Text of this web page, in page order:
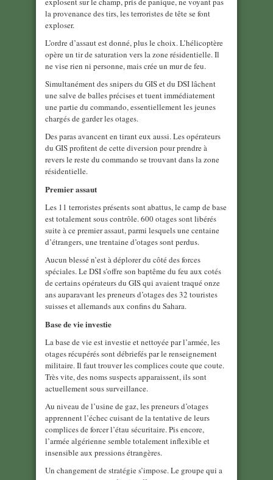
la provenance des tirs, les terroristes de tête se font
exploser.
L’ordre d’assaut est donné, plus le choix. L’hélicoptère
opère un tir de saturation vers la zone résidentielle. Il
ne vise rien ni personne, mais crée un mur de feu.
Simultanément des snipers du GIS et du DSI lâchent
une salve de balles précises et tuent immédiatement
une partie du commando, essentiellement les jeunes
chargés de garder les otages.
Des paras avancent en tirant eux aussi. Les opérateurs
du GIS profitent de cette diversion pour prendre à
revers le reste du commando se trouvant dans la zone
résidentielle.
Premier assaut
Les 11 terroristes présents sont abattus, le camp de base
est totalement sous contrôle. 600 otages sont libérés
suite à ce premier assaut, parmi lesquels une centaine
d’étrangers, une trentaine d’otages sont perdus.
Aucun blessé n’est à déplorer du côté des forces
spéciales. Le DSI s’offre son baptême du feu aux cotés
de certains opérateurs du GIS qui avaient traqué onze
ans auparavant les preneurs d’otages des 32 touristes
suisses et allemands aux confins du Sahara.
Base de vie investie
La base de vie est investie et nettoyée par l’armée, les
otages récupérés sont débriefés par le renseignement
militaire. Il faut trouver les complices coute que coute.
Très vite, des noms suspects apparaissent, ils sont
actuellement sous surveillance.
Au niveau de l’usine de gaz, les preneurs d’otages
apprennent l’échec cuisant de la tentative de leurs
complices de forcer l’étau sécuritaire. Pis encore,
l’armée algérienne semble totalement inflexible et
insensible aux pressions étrangères.
Un changement de stratégie s’impose. Le groupe qui a